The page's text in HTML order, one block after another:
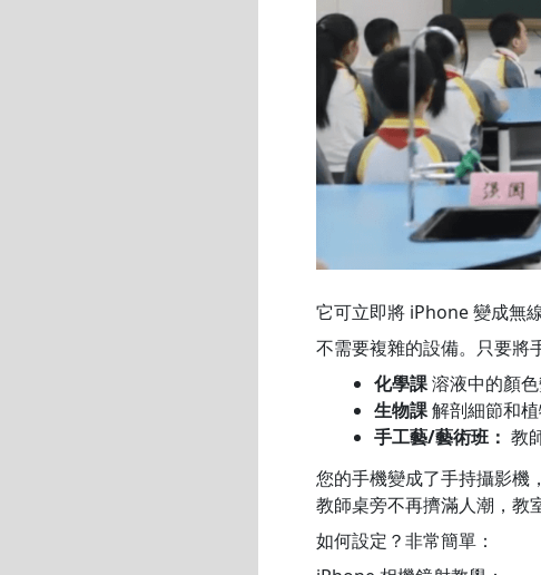
它可立即將 iPhone 變成無
不需要複雜的設備。只要將
化學課溶液中的顏
生物課解剖細節和
手工藝/藝術班： 教
您的手機變成了手持攝影機
教師桌旁不再擠滿人潮，教
如何設定？非常簡單：